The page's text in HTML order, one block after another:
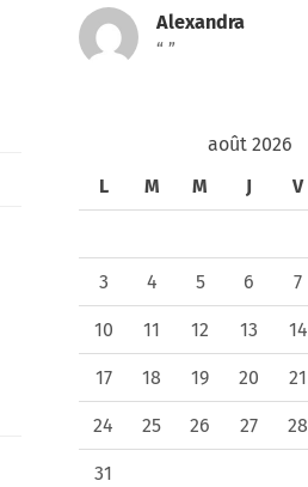
Alexandra
“ ”
août 2026
L
M M J V
3 4 5 6 7
10 11 12 13 14
17 18 19 20 21
24 25 26 27 28
31